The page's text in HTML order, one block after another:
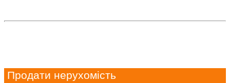
Продати нерухомість